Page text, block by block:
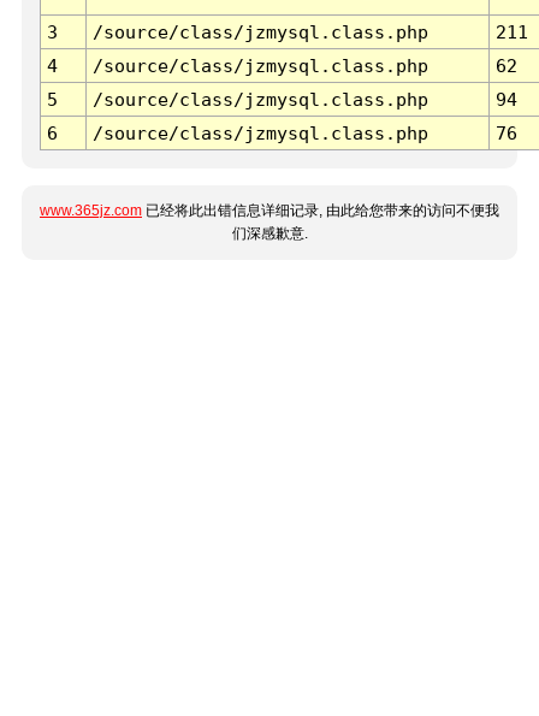
3 /source/class/jzmysql.class.php
211
4
/source/class/jzmysql.class.php
62
5
/source/class/jzmysql.class.php
94
6
/source/class/jzmysql.class.php 76
www.365jz.com 已经将此出错信息详细记录, 由此给您带来的访问不便我
们深感歉意.